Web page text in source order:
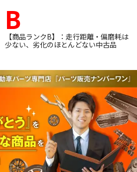
B
【商品ランクB】：走行距離・偏磨耗は
少ない、劣化のほとんどない中古品